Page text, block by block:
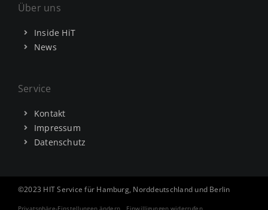
Über uns
Inside HiT
News
Service
Kontakt
Impressum
Datenschutz
©2023 HIT Service für Hamburg, Norddeutschland und Berlin